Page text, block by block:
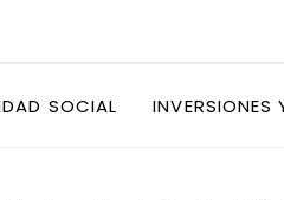
SOCIAL INVERSIONES